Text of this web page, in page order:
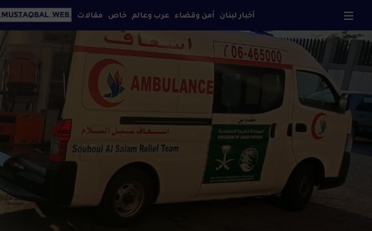
أخبار لبنان أمن وقضاء عرب وعالم خاص مقالات
صحافة بيروت